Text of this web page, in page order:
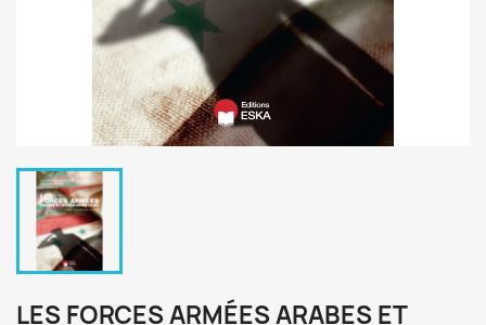
LES FORCES ARMÉES ARABES ET